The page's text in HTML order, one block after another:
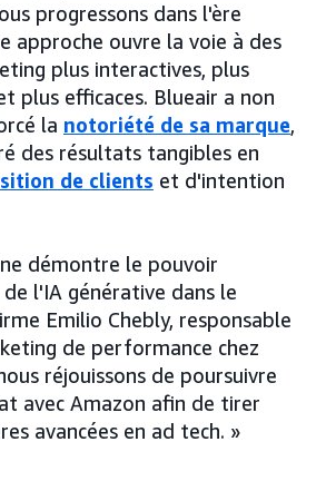
progressons dans l'ère
approche ouvre la voie à des
plus interactives, plus
plus efficaces. Blueair a non
la notoriété de sa marque,
des résultats tangibles en
de clients et d'intention
démontre le pouvoir
l'IA générative dans le
Emilio Chebly, responsable
de performance chez
réjouissons de poursuivre
avec Amazon afin de tirer
avancées en ad tech. »